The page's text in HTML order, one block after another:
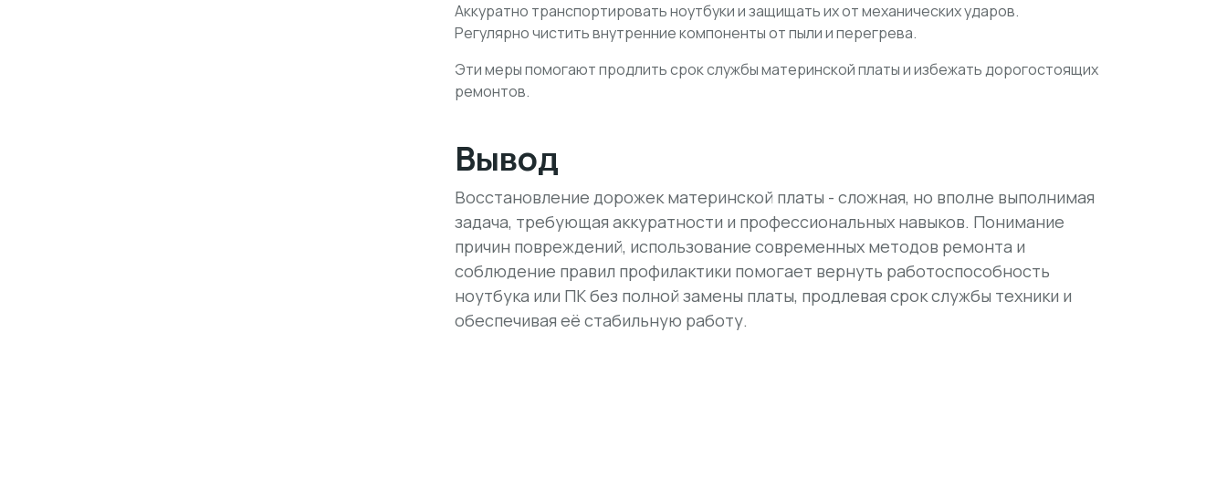
Аккуратно транспортировать ноутбуки и защищать их от механических ударов.
Регулярно чистить внутренние компоненты от пыли и перегрева.
Эти меры помогают продлить срок службы материнской платы и избежать дорогостоящих
ремонтов.
Вывод
Восстановление дорожек материнской платы - сложная, но вполне выполнимая
задача, требующая аккуратности и профессиональных навыков. Понимание
причин повреждений, использование современных методов ремонта и
соблюдение правил профилактики помогает вернуть работоспособность
ноутбука или ПК без полной замены платы, продлевая срок службы техники и
обеспечивая её стабильную работу.